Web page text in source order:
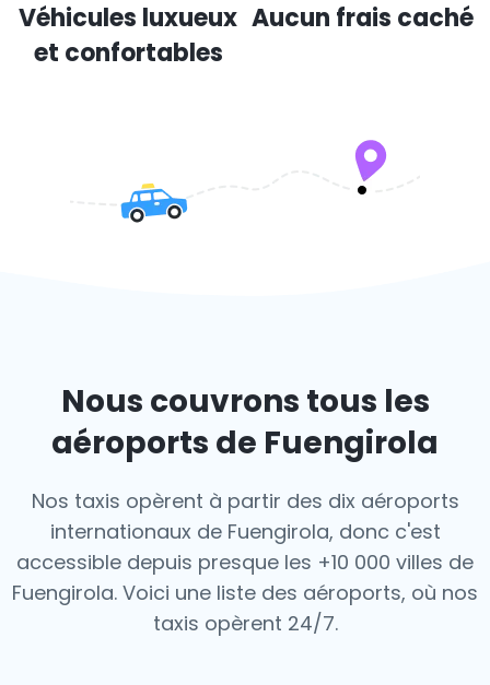
Véhicules luxueux
et confortables
Aucun frais caché
Nous couvrons tous les
aéroports de Fuengirola
Nos taxis opèrent à partir des dix aéroports
internationaux de Fuengirola, donc c'est
accessible depuis presque les +10 000 villes de
Fuengirola. Voici une liste des aéroports, où nos
taxis opèrent 24/7.